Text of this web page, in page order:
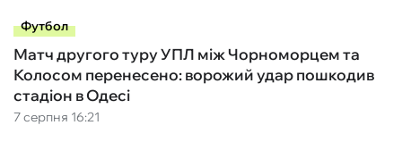
Футбол
7 серпня 16:21
Матч другого туру УПЛ між Чорноморцем та
Колосом перенесено: ворожий удар пошкодив
стадіон в Одесі